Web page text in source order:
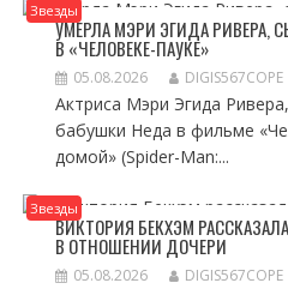
Звезды
УМЕРЛА МЭРИ ЭГИДА РИВЕРА,
В «ЧЕЛОВЕКЕ-ПАУКЕ»
05.08.2026 DIGIS567COPE
Актриса Мэри Эгида
бабушки Неда в фильме
домой» (Spider-Man:...
Звезды
ВИКТОРИЯ БЕКХЭМ
В ОТНОШЕНИИ ДОЧЕРИ
05.08.2026 DIGIS567COPE